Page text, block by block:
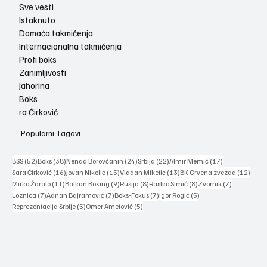
Sve vesti
Istaknuto
Domaća takmičenja
Internacionalna takmičenja
Profi boks
Zanimljivosti
Jahorina
Boks
ra Ćirković
Popularni Tagovi
BSS (52)52 posts
Boks (38)38 posts
Nenad Borovčanin (24)24 posts
Srbija (22)22 posts
Almir Memić (17)
Sara Ćirković (16)16 posts
Jovan Nikolić (15)15 posts
Vladan Miketić (13)13 posts
BK Crvena zvezda (12)
Mirko Ždralo (11)11 posts
Balkan Boxing (9)9 posts
Rusija (8)8 posts
Rastko Simić (8)8 posts
Zvornik (7)
Loznica (7)7 posts
Adnan Bajramović (7)7 posts
Boks-Fokus (7)7 posts
Igor Rogić (5)
Reprezentacija Srbije (5)5 posts
Omer Ametović (5)